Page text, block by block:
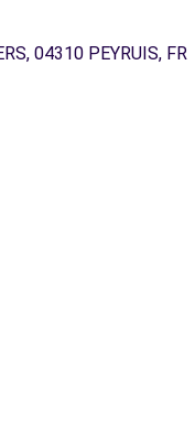
04310 PEYRUIS, FR